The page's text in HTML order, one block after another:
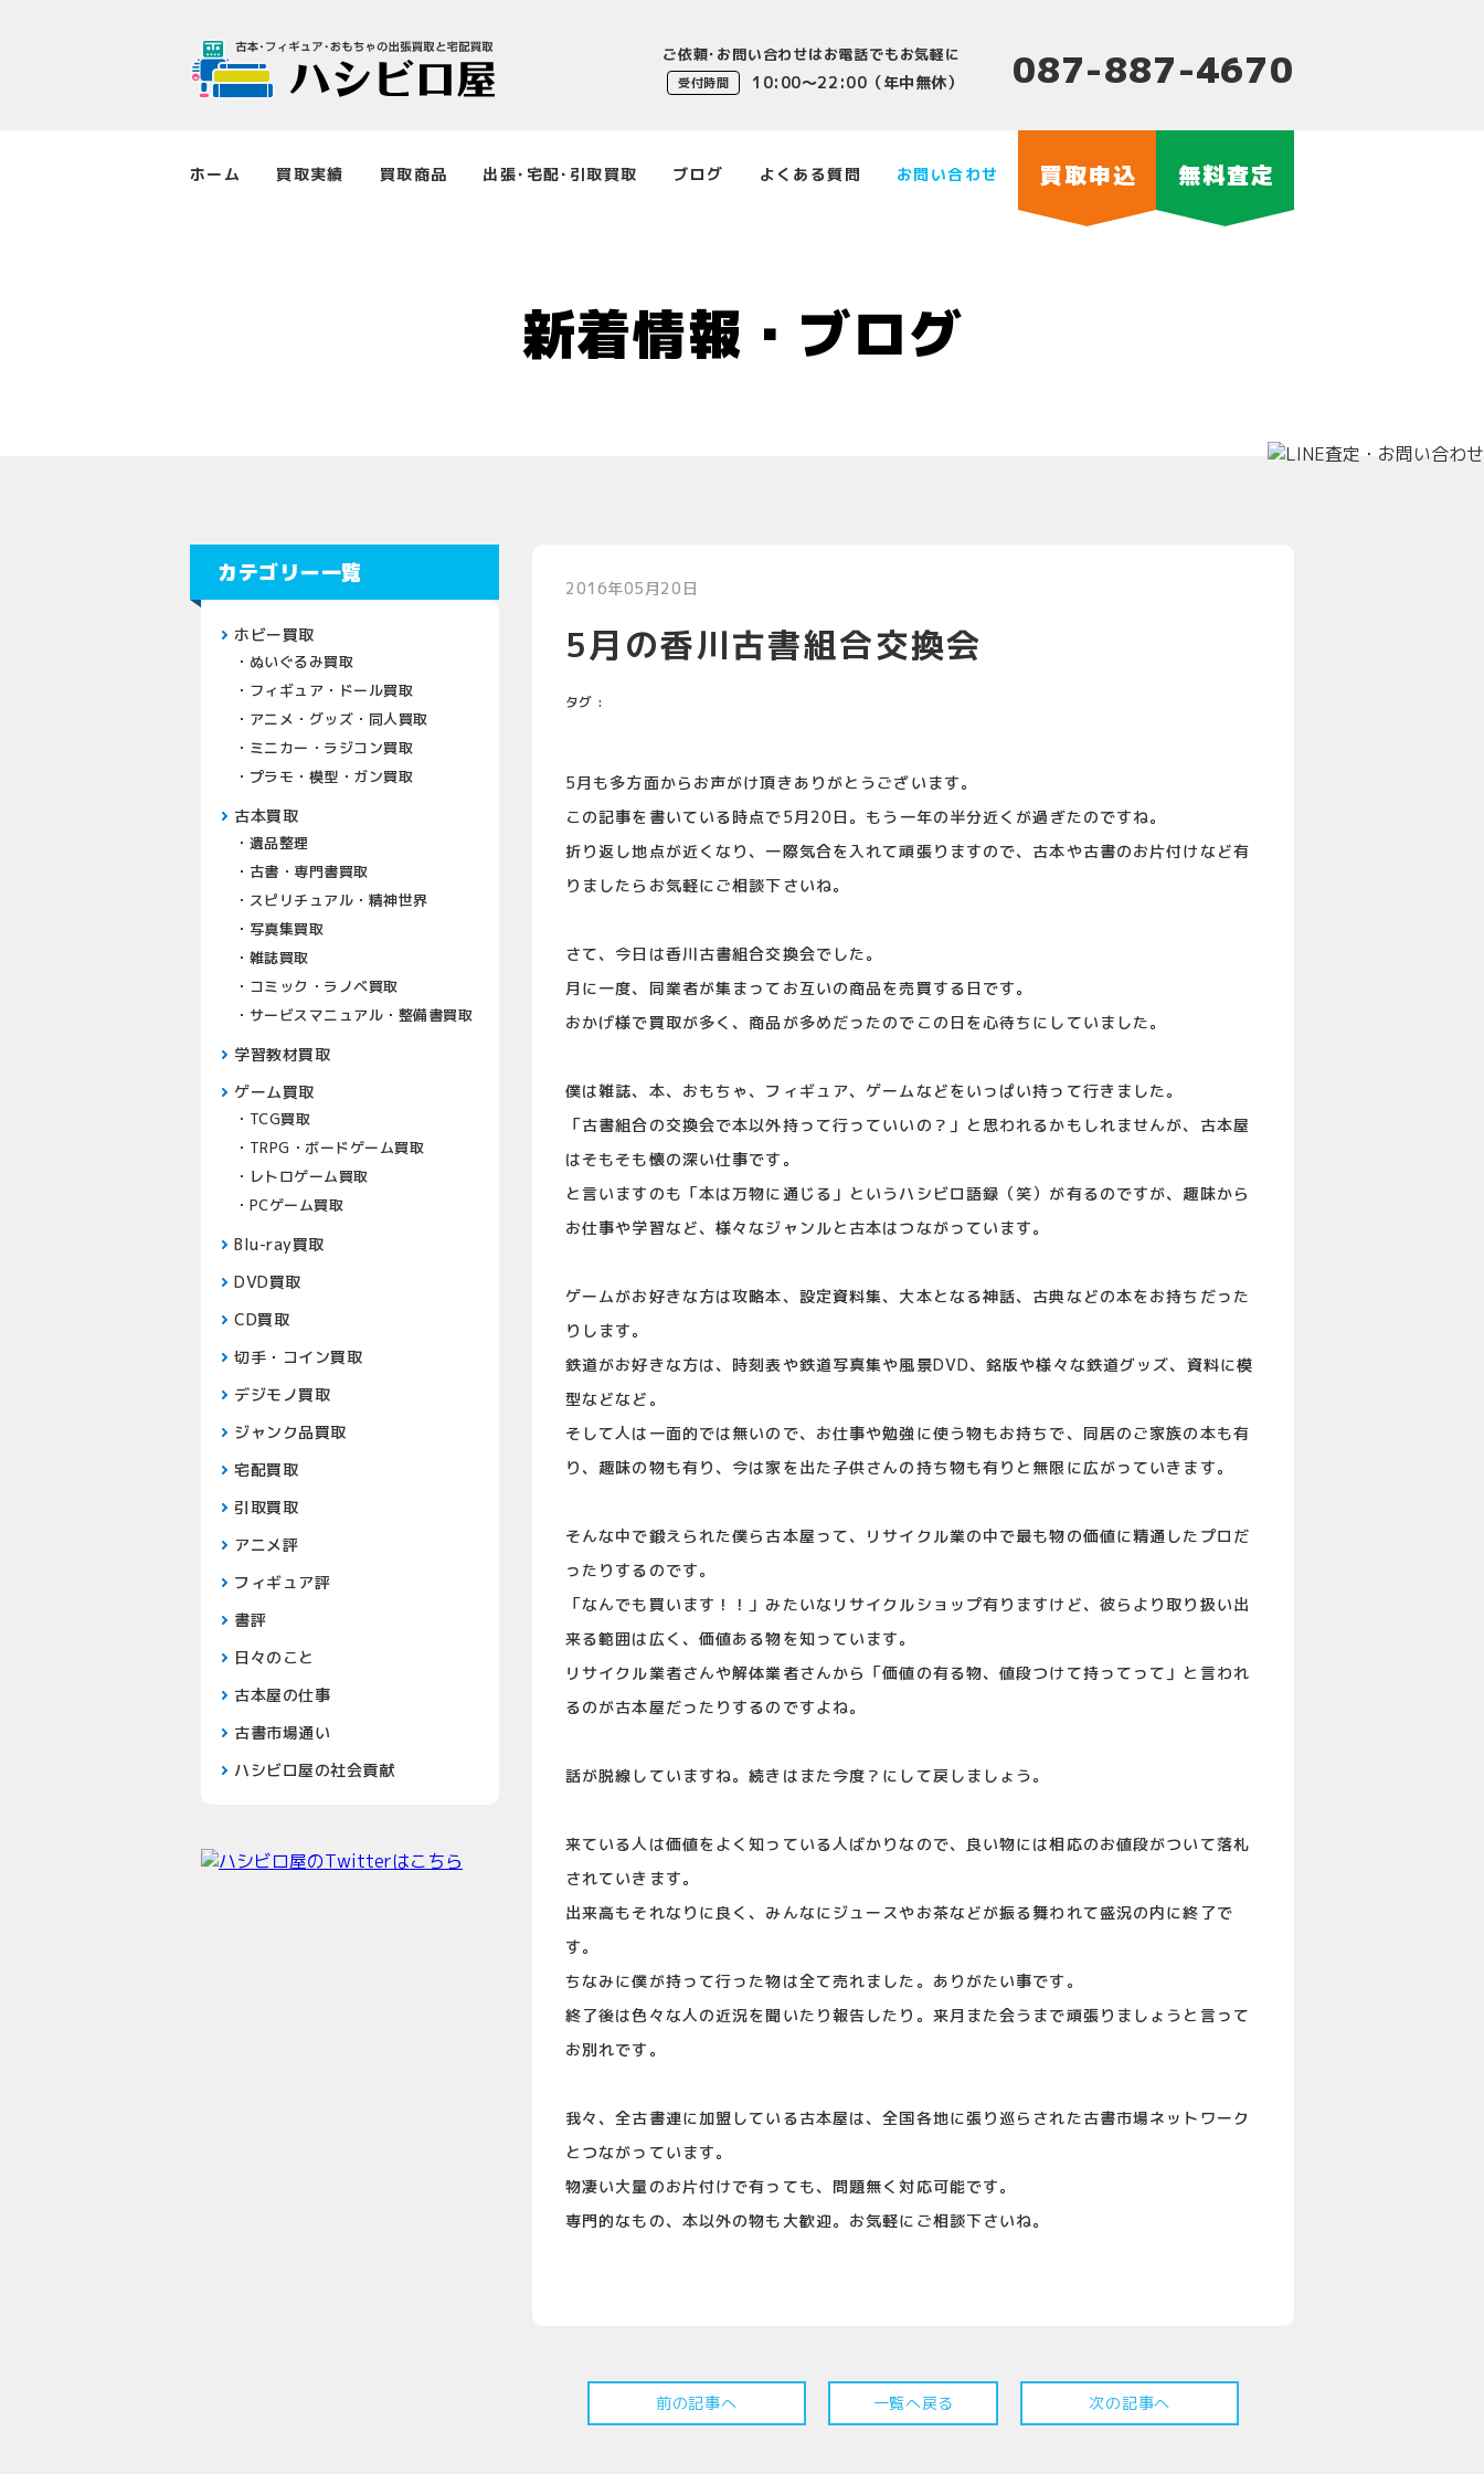
087-887-4670
ご依頼･お問い合わせはお電話でもお気軽に
受付時間 10:00〜22:00（年中無休）
ホーム 買取実績 買取商品 出張･宅配･引取買取 ブログ よくある質問 お問い合わせ 買取申込 無料査定
新着情報・ブログ
カテゴリー一覧
ホビー買取
ぬいぐるみ買取
フィギュア・ドール買取
アニメ・グッズ・同人買取
ミニカー・ラジコン買取
プラモ・模型・ガン買取
古本買取
遺品整理
古書・専門書買取
スピリチュアル・精神世界
写真集買取
雑誌買取
コミック・ラノベ買取
サービスマニュアル・整備書買取
学習教材買取
ゲーム買取
TCG買取
TRPG・ボードゲーム買取
レトロゲーム買取
PCゲーム買取
Blu-ray買取
DVD買取
CD買取
切手・コイン買取
デジモノ買取
ジャンク品買取
宅配買取
引取買取
アニメ評
フィギュア評
書評
日々のこと
古本屋の仕事
古書市場通い
ハシビロ屋の社会貢献
2016年05月20日
5月の香川古書組合交換会
タグ :
5月も多方面からお声がけ頂きありがとうございます。
この記事を書いている時点で5月20日。もう一年の半分近くが過ぎたのですね。
折り返し地点が近くなり、一際気合を入れて頑張りますので、古本や古書のお片付けなど有
りましたらお気軽にご相談下さいね。
さて、今日は香川古書組合交換会でした。
月に一度、同業者が集まってお互いの商品を売買する日です。
おかげ様で買取が多く、商品が多めだったのでこの日を心待ちにしていました。
僕は雑誌、本、おもちゃ、フィギュア、ゲームなどをいっぱい持って行きました。
「古書組合の交換会で本以外持って行っていいの？」と思われるかもしれませんが、古本屋
はそもそも懐の深い仕事です。
と言いますのも「本は万物に通じる」というハシビロ語録（笑）が有るのですが、趣味から
お仕事や学習など、様々なジャンルと古本はつながっています。
ゲームがお好きな方は攻略本、設定資料集、大本となる神話、古典などの本をお持ちだった
りします。
鉄道がお好きな方は、時刻表や鉄道写真集や風景DVD、銘版や様々な鉄道グッズ、資料に模
型などなど。
そして人は一面的では無いので、お仕事や勉強に使う物もお持ちで、同居のご家族の本も有
り、趣味の物も有り、今は家を出た子供さんの持ち物も有りと無限に広がっていきます。
そんな中で鍛えられた僕ら古本屋って、リサイクル業の中で最も物の価値に精通したプロだ
ったりするのです。
「なんでも買います！！」みたいなリサイクルショップ有りますけど、彼らより取り扱い出
来る範囲は広く、価値ある物を知っています。
リサイクル業者さんや解体業者さんから「価値の有る物、値段つけて持ってって」と言われ
るのが古本屋だったりするのですよね。
話が脱線していますね。続きはまた今度？にして戻しましょう。
来ている人は価値をよく知っている人ばかりなので、良い物には相応のお値段がついて落札
されていきます。
出来高もそれなりに良く、みんなにジュースやお茶などが振る舞われて盛況の内に終了で
す。
ちなみに僕が持って行った物は全て売れました。ありがたい事です。
終了後は色々な人の近況を聞いたり報告したり。来月また会うまで頑張りましょうと言って
お別れです。
我々、全古書連に加盟している古本屋は、全国各地に張り巡らされた古書市場ネットワーク
とつながっています。
物凄い大量のお片付けで有っても、問題無く対応可能です。
専門的なもの、本以外の物も大歓迎。お気軽にご相談下さいね。
前の記事へ 一覧へ戻る 次の記事へ